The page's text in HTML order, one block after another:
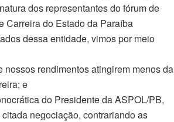
dos representantes do fórum de
Carreira do Estado da Paraíba
dessa entidade, vimos por meio
rendimentos atingirem menos da
e
do Presidente da ASPOL/PB,
negociação, contrariando as